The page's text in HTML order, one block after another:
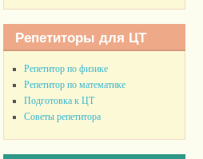
Репетиторы для ЦТ
Репетитор по физике
Репетитор по математике
Подготовка к ЦТ
Советы репетитора